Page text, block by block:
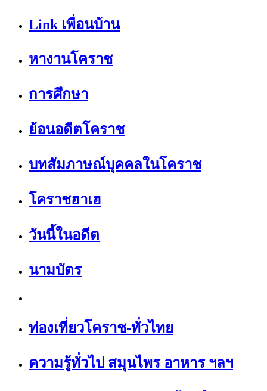
Link เพื่อนบ้าน
หางานโคราช
การศึกษา
ย้อนอดีตโคราช
บทสัมภาษณ์บุคคลในโคราช
โคราชฮาเฮ
วันนี้ในอดีต
นามบัตร
ท่องเที่ยวโคราช-ทั่วไทย
ความรู้ทั่วไป สมุนไพร อาหาร ฯลฯ